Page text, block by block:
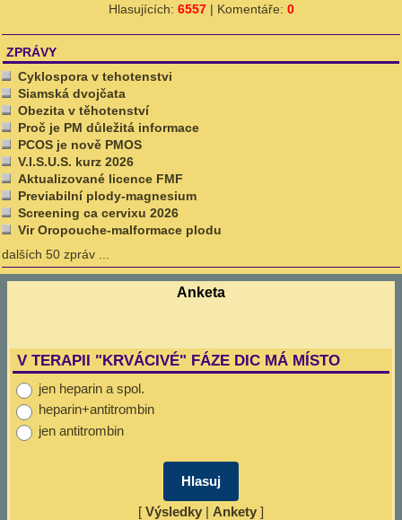
ZPRÁVY
Cyklospora v tehotenstvi
Siamská dvojčata
Obezita v těhotenství
Proč je PM důležitá informace
PCOS je nově PMOS
V.I.S.U.S. kurz 2026
Aktualizované licence FMF
Previabilní plody-magnesium
Screening ca cervixu 2026
Vir Oropouche-malformace plodu
dalších 50 zpráv ...
Hlasujících: 6557| Komentáře: 0
Anketa
V TERAPII "KRVÁCIVÉ" FÁZE DIC MÁ MÍSTO
jen heparin a spol.
heparin+antitrombin
jen antitrombin
[ Výsledky Ankety ]